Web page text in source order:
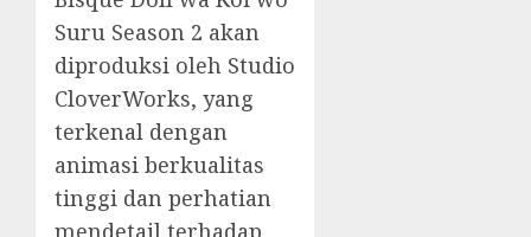
Suru Season 2 akan
diproduksi oleh Studio
CloverWorks, yang
terkenal dengan
animasi berkualitas
tinggi dan perhatian
mendetail terhadap